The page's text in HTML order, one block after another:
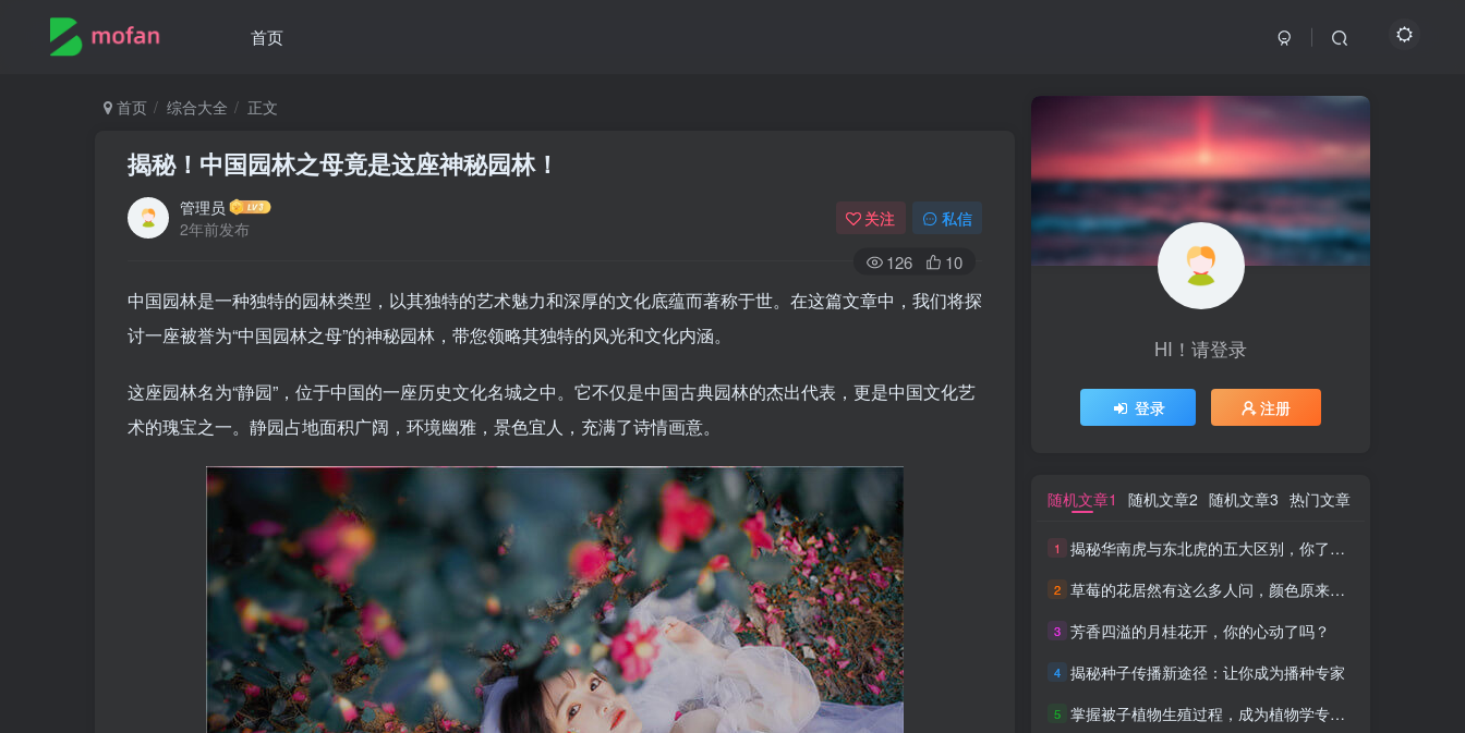
首页
首页 综合大全 正文
揭秘！中国园林之母竟是这座神秘园林！
管理员
2年前发布
关注 私信
126 10
中国园林是一种独特的园林类型，以其独特的艺术魅力和深厚的文化底蕴而著称于世。在这篇文章中，我们将探
讨一座被誉为“中国园林之母”的神秘园林，带您领略其独特的风光和文化内涵。
这座园林名为“静园”，位于中国的一座历史文化名城之中。它不仅是中国古典园林的杰出代表，更是中国文化艺
术的瑰宝之一。静园占地面积广阔，环境幽雅，景色宜人，充满了诗情画意。
HI！请登录
登录 注册
随机文章1 随机文章2 随机文章3 热门文章
1 揭秘华南虎与东北虎的五大区别，你了解吗？
2 草莓的花居然有这么多人问，颜色原来是这样的！
3 芳香四溢的月桂花开，你的心动了吗？
4 揭秘种子传播新途径：让你成为播种专家
5 掌握被子植物生殖过程，成为植物学专家！
HI！请登录
登录 注册
随机文章1 随机文章2 随机文章3 热门文章
1 揭秘华南虎与东北虎的五大区别，你了解吗？
2 草莓的花居然有这么多人问，颜色原来是这样的！
3 芳香四溢的月桂花开，你的心动了吗？
4 揭秘种子传播新途径：让你成为播种专家
5 掌握被子植物生殖过程，成为植物学专家！